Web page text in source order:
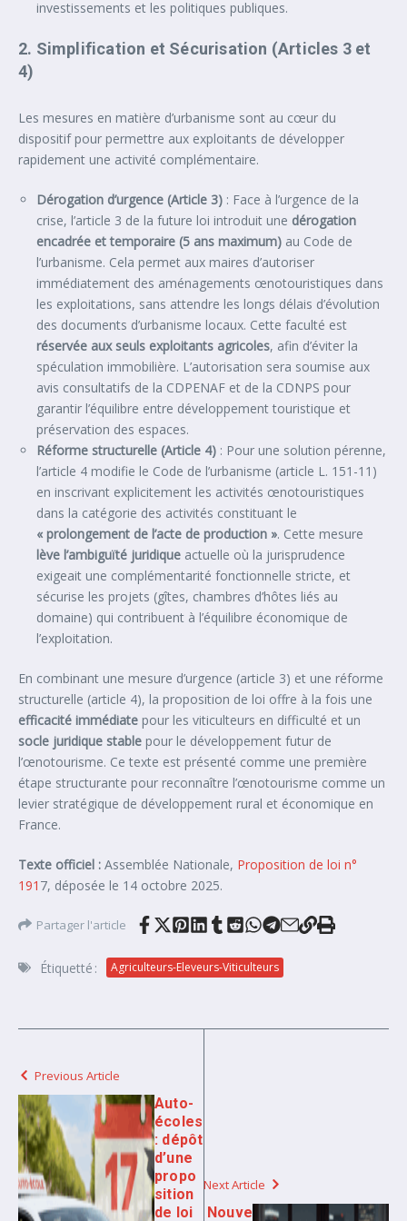
investissements et les politiques publiques.
2. Simplification et Sécurisation (Articles 3 et
4)
Les mesures en matière d’urbanisme sont au cœur du
dispositif pour permettre aux exploitants de développer
rapidement une activité complémentaire.
Dérogation d’urgence (Article 3) : Face à l’urgence de la
crise, l’article 3 de la future loi introduit une dérogation
encadrée et temporaire (5 ans maximum) au Code de
l’urbanisme. Cela permet aux maires d’autoriser
immédiatement des aménagements œnotouristiques dans
les exploitations, sans attendre les longs délais d’évolution
des documents d’urbanisme locaux. Cette faculté est
réservée aux seuls exploitants agricoles, afin d’éviter la
spéculation immobilière. L’autorisation sera soumise aux
avis consultatifs de la CDPENAF et de la CDNPS pour
garantir l’équilibre entre développement touristique et
préservation des espaces.
Réforme structurelle (Article 4) : Pour une solution pérenne,
l’article 4 modifie le Code de l’urbanisme (article L. 151-11)
en inscrivant explicitement les activités œnotouristiques
dans la catégorie des activités constituant le
« prolongement de l’acte de production ». Cette mesure
lève l’ambiguïté juridique actuelle où la jurisprudence
exigeait une complémentarité fonctionnelle stricte, et
sécurise les projets (gîtes, chambres d’hôtes liés au
domaine) qui contribuent à l’équilibre économique de
l’exploitation.
En combinant une mesure d’urgence (article 3) et une réforme
structurelle (article 4), la proposition de loi offre à la fois une
efficacité immédiate pour les viticulteurs en difficulté et un
socle juridique stable pour le développement futur de
l’œnotourisme. Ce texte est présenté comme une première
étape structurante pour reconnaître l’œnotourisme comme un
levier stratégique de développement rural et économique en
France.
Texte officiel : Assemblée Nationale, Proposition de loi n°
191 7, déposée le 14 octobre 2025.
Partager l'article
Étiquetté : Agriculteurs-Eleveurs-Viticulteurs
Previous Article
Auto-
écoles
: dépôt
d’une
propo
sition
de loi
Next Article
Nouve